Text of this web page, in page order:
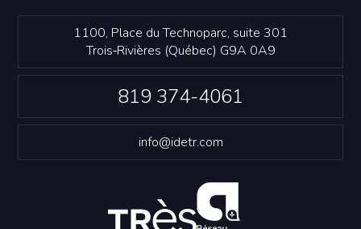
1100, Place du Technoparc, suite 301
Trois‑Rivières (Québec) G9A 0A9
819 374-4061
info@idetr.com